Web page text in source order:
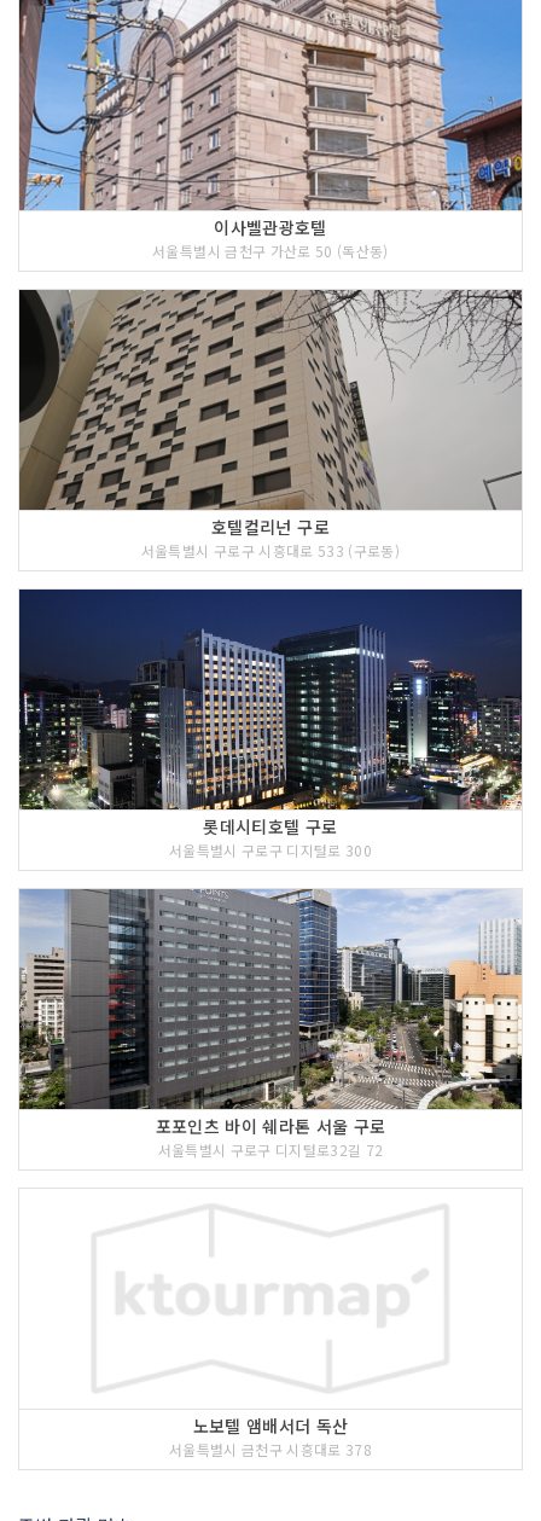
이사벨관광호텔
서울특별시 금천구 가산로 50 (독산동)
호텔컬리넌 구로
서울특별시 구로구 시흥대로 533 (구로동)
롯데시티호텔 구로
서울특별시 구로구 디지털로 300
포포인츠 바이 쉐라톤 서울 구로
서울특별시 구로구 디지털로32길 72
노보텔 앰배서더 독산
서울특별시 금천구 시흥대로 378